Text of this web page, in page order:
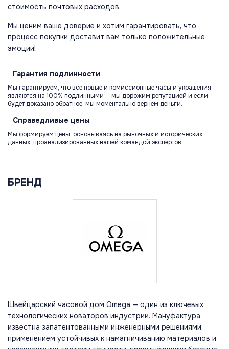
стоимость почтовых расходов.
Мы ценим ваше доверие и хотим гарантировать, что
процесс покупки доставит вам только положительные
эмоции!
Гарантия подлинности
Мы гарантируем, что все новые и комиссионные часы и украшения
являются на 100% подлинными — мы дорожим репутацией и если
будет доказано обратное, мы моментально вернем деньги.
Справедливые цены
Мы формируем цены, основываясь на рыночных и исторических
данных, проанализированных нашей командой экспертов.
БРЕНД
Швейцарский часовой дом Omega — один из ключевых
технологических новаторов индустрии. Мануфактура
известна запатентованными инженерными решениями,
применением устойчивых к намагничиванию материалов и